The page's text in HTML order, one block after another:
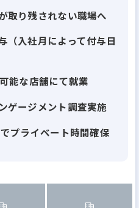
取り残されない職場へ
（入社月によって付与日
能な店舗にて就業
ゲージメント調査実施
プライベート時間確保